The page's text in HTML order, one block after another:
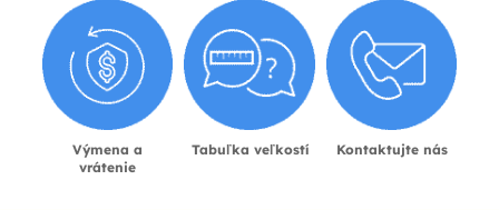
Výmena a
vrátenie
Tabuľka veľkostí Kontaktujte nás